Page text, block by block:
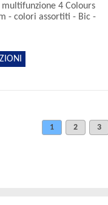
multifunzione 4 Colours
- colori assortiti - Bic -
1 2 3